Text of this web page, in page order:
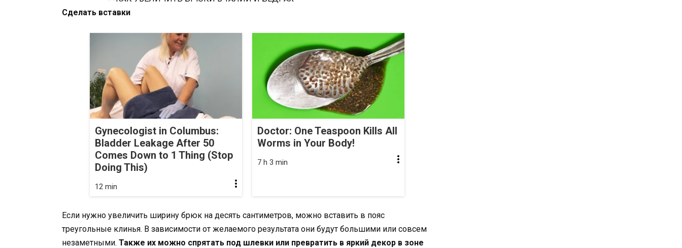
Сделать вставки
Gynecologist in Columbus:
Bladder Leakage After 50
Comes Down to 1 Thing (Stop
Doing This)
12 min
Doctor: One Teaspoon Kills All
Worms in Your Body!
7 h 3 min
Если нужно увеличить ширину брюк на десять сантиметров, можно вставить в пояс
треугольные клинья. В зависимости от желаемого результата они будут большими или совсем
незаметными. Также их можно спрятать под шлевки или превратить в яркий декор в зоне